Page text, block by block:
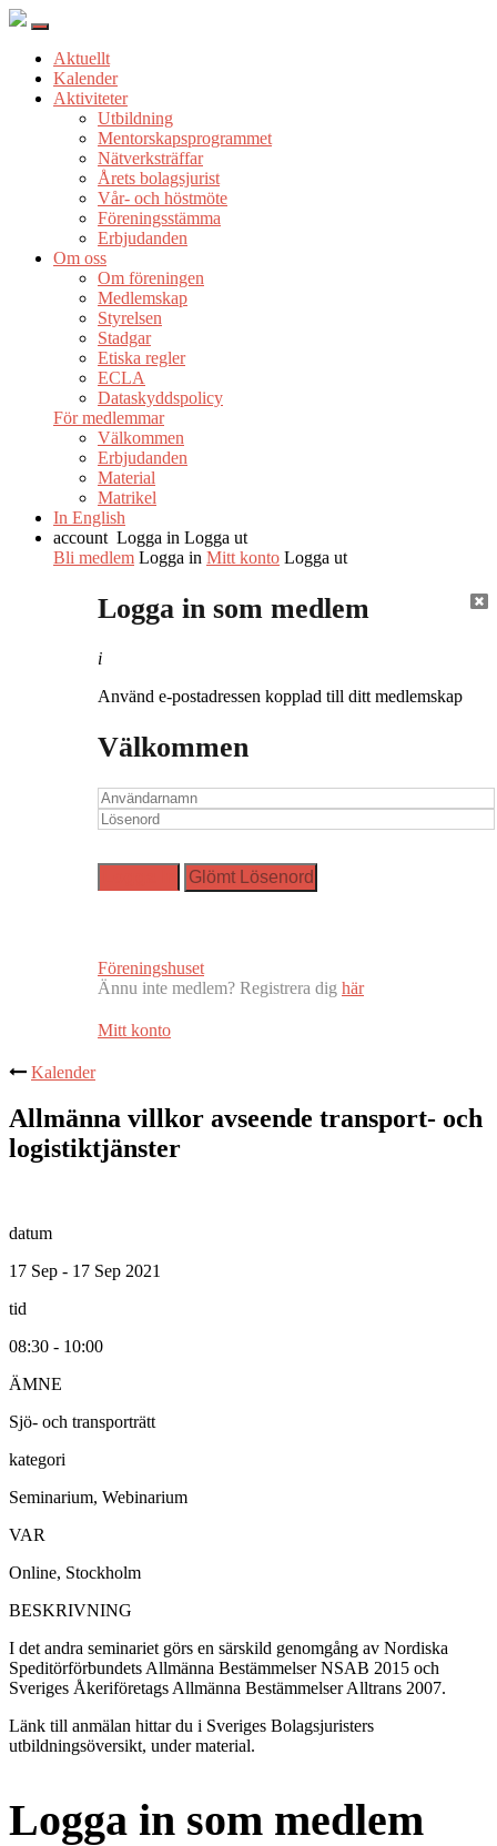
Aktuellt
Kalender
Aktiviteter
Utbildning
Mentorskapsprogrammet
Nätverksträffar
Årets bolagsjurist
Vår- och höstmöte
Föreningsstämma
Erbjudanden
Om oss
Om föreningen
Medlemskap
Styrelsen
Stadgar
Etiska regler
ECLA
Dataskyddspolicy
För medlemmar
Välkommen
Erbjudanden
Material
Matrikel
In English
account Logga in Logga ut
Bli medlem Logga in Mitt konto Logga ut
Logga in som medlem
i
Använd e-postadressen kopplad till ditt medlemskap
Välkommen
Föreningshuset
Ännu inte medlem? Registrera dig här
Mitt konto
Kalender
Allmänna villkor avseende transport- och
logistiktjänster
datum
17 Sep - 17 Sep 2021
tid
08:30 - 10:00
ÄMNE
Sjö- och transporträtt
kategori
Seminarium, Webinarium
VAR
Online, Stockholm
BESKRIVNING
I det andra seminariet görs en särskild genomgång av Nordiska
Speditörförbundets Allmänna Bestämmelser NSAB 2015 och
Sveriges Åkeriföretags Allmänna Bestämmelser Alltrans 2007.
Länk till anmälan hittar du i Sveriges Bolagsjuristers
utbildningsöversikt, under material.
Logga in som medlem